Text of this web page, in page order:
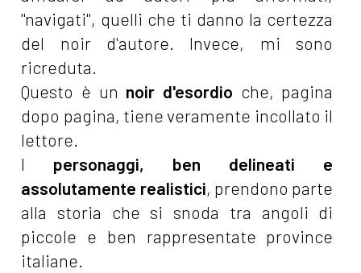
"navigati", quelli che ti danno la certezza
del noir d'autore. Invece, mi sono
ricreduta.
Questo è un noir d'esordio che, pagina
dopo pagina, tiene veramente incollato il
lettore.
I personaggi, ben delineati e
assolutamente realistici, prendono parte
alla storia che si snoda tra angoli di
piccole e ben rappresentate province
italiane.